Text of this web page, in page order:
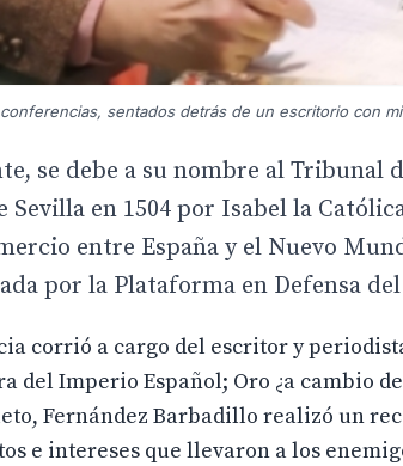
sentados detrás de un escritorio con
se debe a su nombre al
Sevilla en 1504 por Isabel la
entre España y el Nuevo
por la Plataforma en Defensa
corrió a cargo del escritor y
del Imperio Español; Oro ¿a cambio de
Fernández Barbadillo realizó un
e intereses que llevaron a los